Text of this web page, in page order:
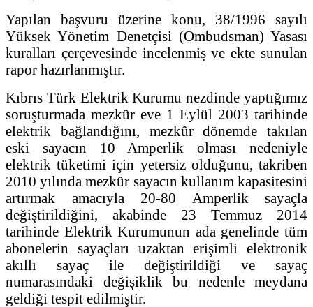
Yapılan başvuru üzerine konu, 38/1996 sayılı
Yüksek Yönetim Denetçisi (Ombudsman) Yasası
kuralları çerçevesinde incelenmiş ve ekte sunulan
rapor hazırlanmıştır.
Kıbrıs Türk Elektrik Kurumu nezdinde yaptığımız
soruşturmada mezkûr eve 1 Eylül 2003 tarihinde
elektrik bağlandığını, mezkûr dönemde takılan
eski sayacın 10 Amperlik olması nedeniyle
elektrik tüketimi için yetersiz olduğunu, takriben
2010 yılında mezkûr sayacın kullanım kapasitesini
artırmak amacıyla 20-80 Amperlik sayaçla
değiştirildiğini, akabinde 23 Temmuz 2014
tarihinde Elektrik Kurumunun ada genelinde tüm
abonelerin sayaçları uzaktan erişimli elektronik
akıllı sayaç ile değiştirildiği ve sayaç
numarasındaki değişiklik bu nedenle meydana
geldiği tespit edilmiştir.